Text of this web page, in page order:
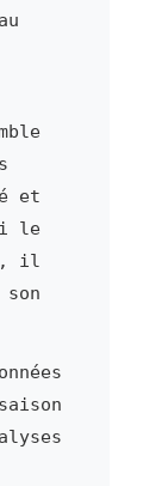
et
le
il